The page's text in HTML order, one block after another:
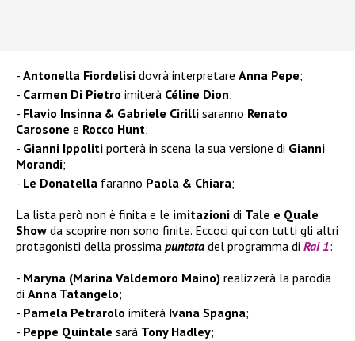
Antonella Fiordelisi dovrà interpretare Anna Pepe;
Carmen Di Pietro imiterà Céline Dion;
Flavio Insinna & Gabriele Cirilli saranno Renato
Carosone e Rocco Hunt;
Gianni Ippoliti porterà in scena la sua versione di Gianni
Morandi;
Le Donatella faranno Paola & Chiara;
La lista però non è finita e le imitazioni di Tale e Quale
Show da scoprire non sono finite. Eccoci qui con tutti gli altri
protagonisti della prossima puntata del programma di Rai 1:
Maryna (Marina Valdemoro Maino) realizzerà la parodia
di Anna Tatangelo;
Pamela Petrarolo imiterà Ivana Spagna;
Peppe Quintale sarà Tony Hadley;